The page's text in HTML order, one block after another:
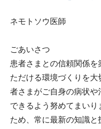
ネモトソウ医師
ごあいさつ
患者さまとの信頼関係
ただける環境づくりを
者さまがご自身の病状
できるよう努めてまい
ため、常に最新の知識